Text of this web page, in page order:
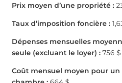
Prix moyen d’une propriété :
Taux d’imposition foncière :
Dépenses mensuelles
seule (excluant le loyer) : 756 $
Coût mensuel moyen pour